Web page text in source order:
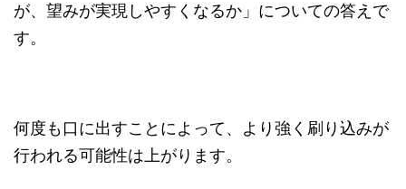
が、望みが実現しやすくなるか」についての答えで
す。
何度も口に出すことによって、より強く刷り込みが
行われる可能性は上がります。